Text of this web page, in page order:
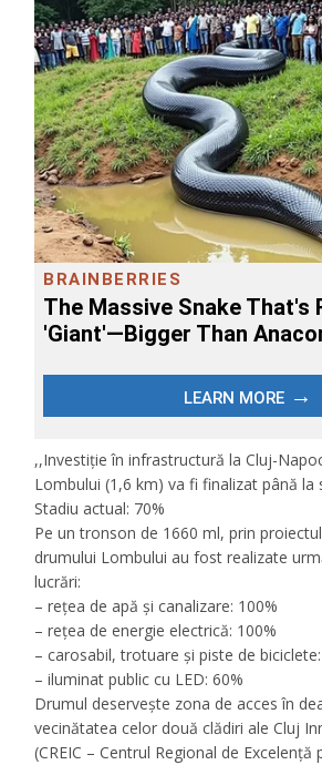
,,Investiție în infrastructură la Cluj-
Lombului (1,6 km) va fi finalizat până la
Stadiu actual: 70%
Pe un tronson de 1660 ml, prin
drumului Lombului au fost realizate
lucrări:
– rețea de apă și canalizare: 100%
– rețea de energie electrică: 100%
– carosabil, trotuare și piste de
– iluminat public cu LED: 60%
Drumul deservește zona de acces în
vecinătatea celor două clădiri ale Cluj
(CREIC – Centrul Regional de Excelență